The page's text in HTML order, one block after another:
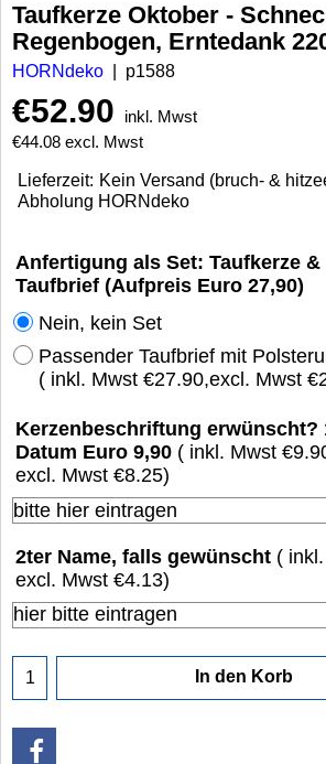
Taufkerze Oktober -
Regenbogen, Erntedank
HORNdeko p1588
€52.90
inkl. Mwst
€44.08 excl. Mwst
Lieferzeit: Kein Versand (bruch- &
Abholung HORNdeko
Anfertigung als Set: Taufkerze
Taufbrief (Aufpreis Euro 27,90)
Nein, kein Set
Passender Taufbrief mit
( inkl. Mwst €27.90,excl. Mwst
Kerzenbeschriftung erwünscht?
Datum Euro 9,90 ( inkl. Mwst
excl. Mwst €8.25)
2ter Name, falls gewünscht (
excl. Mwst €4.13)
In den Korb